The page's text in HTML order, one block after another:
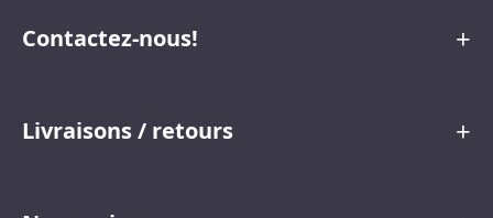
Contactez-nous!
Livraisons / retours